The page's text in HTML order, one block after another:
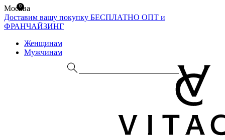
Москва
Доставим вашу покупку БЕСПЛАТНО ОПТ и
ФРАНЧАЙЗИНГ
Женщинам
Мужчинам
0